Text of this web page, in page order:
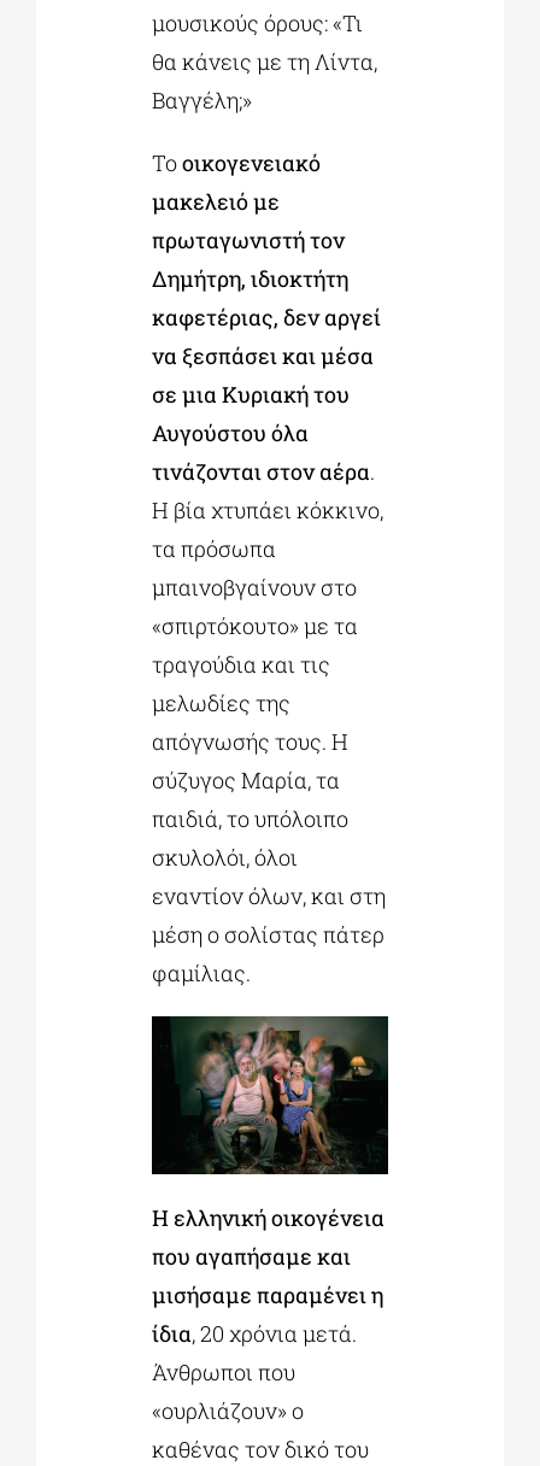
μουσικούς όρους: «Τι
θα κάνεις με τη Λίντα,
Βαγγέλη;»
Τοοικογενειακό
μακελειό με
πρωταγωνιστή τον
Δημήτρη, ιδιοκτήτη
καφετέριας, δεν αργεί
να ξεσπάσει και μέσα
σε μια Κυριακή του
Αυγούστου όλα
τινάζονται στον αέρα.
Η βία χτυπάει κόκκινο,
τα πρόσωπα
μπαινοβγαίνουν στο
«σπιρτόκουτο» με τα
τραγούδια και τις
μελωδίες της
απόγνωσής τους. Η
σύζυγος Μαρία, τα
παιδιά, το υπόλοιπο
σκυλολόι, όλοι
εναντίον όλων, και στη
μέση ο σολίστας πάτερ
φαμίλιας.
Η ελληνική οικογένεια
που αγαπήσαμε και
μισήσαμε παραμένει η
ίδια, 20 χρόνια μετά.
Άνθρωποι που
«ουρλιάζουν» ο
καθένας τον δικό του